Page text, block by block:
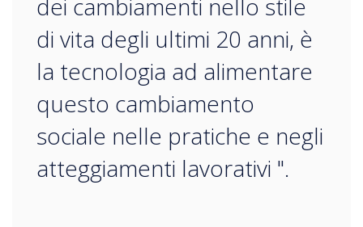
dei cambiamenti nello stile
di vita degli ultimi 20 anni, è
la tecnologia ad alimentare
questo cambiamento
sociale nelle pratiche e negli
atteggiamenti lavorativi ".